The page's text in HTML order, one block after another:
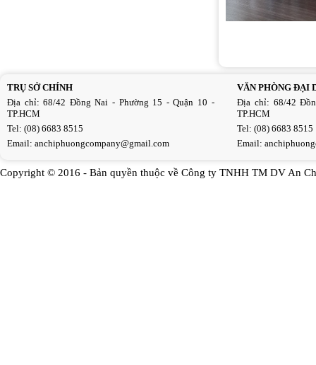
TRỤ SỞ CHÍNH
Địa chỉ: 68/42 Đồng Nai - Phường 15 - Quận 10 -
TP.HCM
Tel: (08) 6683 8515
Email: anchiphuongcompany@gmail.com
VĂN PHÒNG ĐẠI
Địa chỉ: 68/42
TP.HCM
Tel: (08) 6683 8515
Email:
Copyright © 2016 - Bản quyền thuộc về Công ty TNHH TM DV An